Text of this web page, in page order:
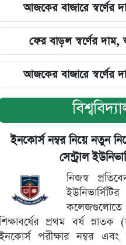
আজকের বাজারে স্বর্ণের
ফের বাড়ল স্বর্ণের
আজকের বাজারে স্বর্ণের
ইনকোর্স নম্বর নিয়ে নতুন
সেন্ট্রাল
নিজস্ব
প্রথম বর্ষ স্নাতক
পরীক্ষার নম্বর এবং